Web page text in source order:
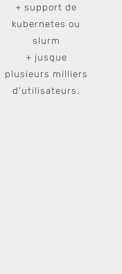
+ support de
kubernetes ou
slurm
+ jusque
plusieurs milliers
d’utilisateurs.